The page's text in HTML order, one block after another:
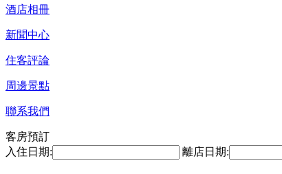
酒店相冊
新聞中心
住客評論
周邊景點
聯系我們
客房預訂
入住日期:
離店日期: